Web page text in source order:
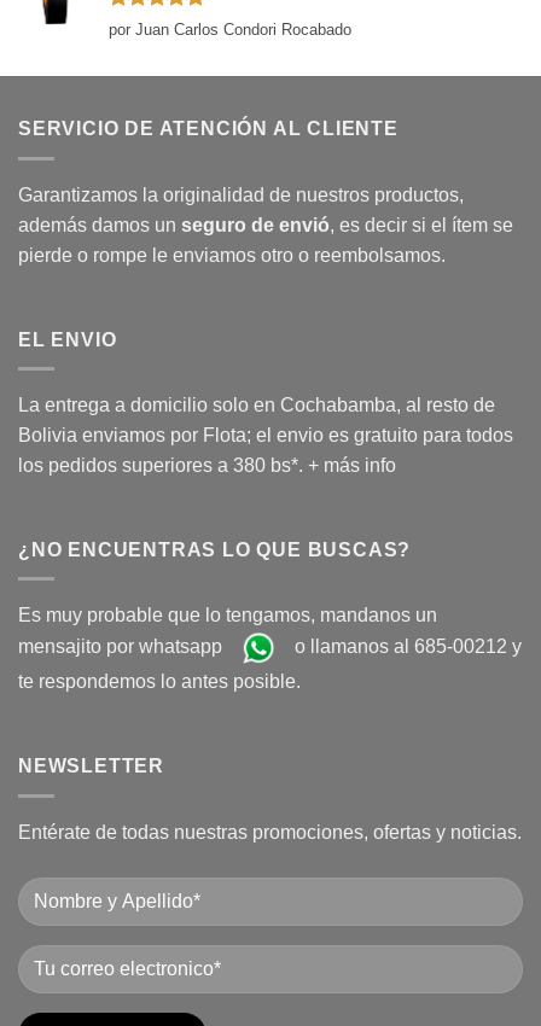
Valorado
con
por Juan Carlos Condori Rocabado
SERVICIO DE ATENCIÓN AL CLIENTE
Garantizamos la originalidad de nuestros productos,
además damos un seguro de envió, es decir si el ítem se
pierde o rompe le enviamos otro o reembolsamos.
EL ENVIO
La entrega a domicilio solo en Cochabamba, al resto de
Bolivia enviamos por Flota; el envio es gratuito para todos
los pedidos superiores a 380 bs*. + más info
¿NO ENCUENTRAS LO QUE BUSCAS?
Es muy probable que lo tengamos, mandanos un
mensajito por whatsapp
o llamanos al 685-00212 y
te respondemos lo antes posible.
NEWSLETTER
Entérate de todas nuestras promociones, ofertas y noticias.